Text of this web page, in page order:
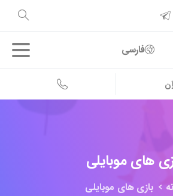
فارسی
های موبایلی
بازی های موبایلی